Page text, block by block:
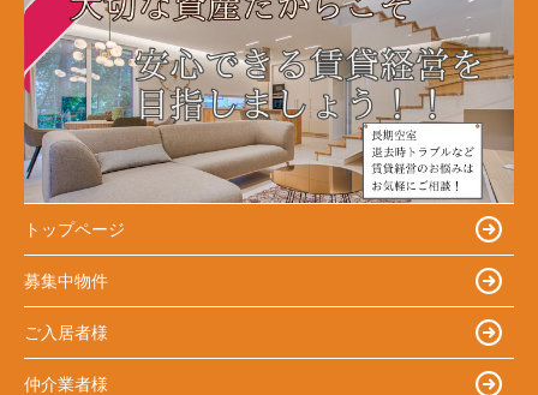
トップページ
募集中物件
ご入居者様
仲介業者様